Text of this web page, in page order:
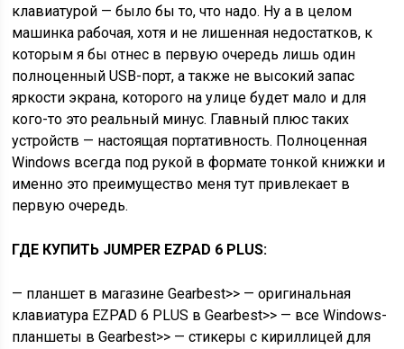
клавиатурой — было бы то, что надо. Ну а в целом
машинка рабочая, хотя и не лишенная недостатков, к
которым я бы отнес в первую очередь лишь один
полноценный USB-порт, а также не высокий запас
яркости экрана, которого на улице будет мало и для
кого-то это реальный минус. Главный плюс таких
устройств — настоящая портативность. Полноценная
Windows всегда под рукой в формате тонкой книжки и
именно это преимущество меня тут привлекает в
первую очередь.
ГДЕ КУПИТЬ JUMPER EZPAD 6 PLUS:
— планшет в магазине Gearbest>> — оригинальная
клавиатура EZPAD 6 PLUS в Gearbest>> — все Windows-
планшеты в Gearbest>> — стикеры с кириллицей для